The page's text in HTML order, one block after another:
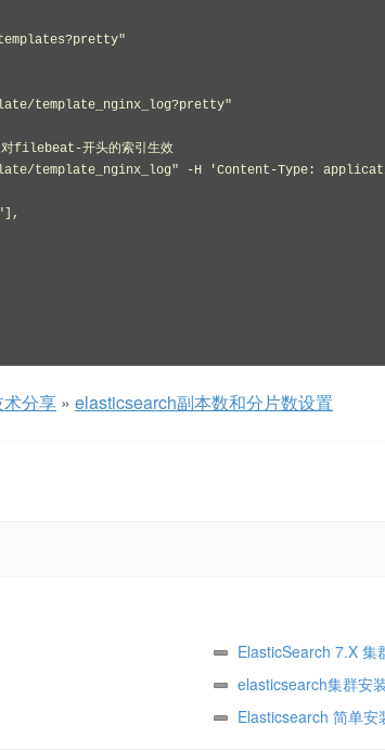
template_nginx_log?pretty"
对filebeat-开头的索引生效
template_nginx_log" -H 'Content-Type:
分享 » elasticsearch副本数和分片数设置
ElasticSearch 7.X 集
elasticsearch集群安
Elasticsearch 简单安